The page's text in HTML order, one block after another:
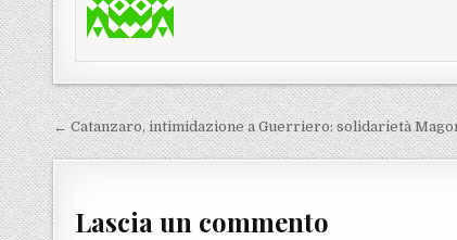
Navigazione articoli
← Catanzaro, intimidazione a Guerriero: solidarietà
Lascia un commento